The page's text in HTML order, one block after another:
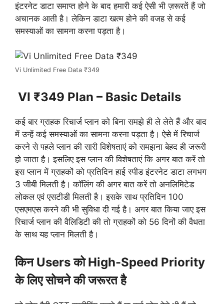
इंटरनेट डाटा समाप्त होने के बाद हमारी कई ऐसी भी ज़रूरतें हैं जो
अचानक आती है। लेकिन डाटा खत्म होने की वजह से कई
समस्याओं का सामना करना पड़ता है।
Vi Unlimited Free Data ₹349
VI ₹349 Plan – Basic Details
कई बार ग्राहक रिचार्ज प्लान को बिना समझे ही ले लेते हैं और बाद
में उन्हें कई समस्याओं का सामना करना पड़ता है। ऐसे में रिचार्ज
करने से पहले प्लान की सारी विशेषताएं को समझना बेहद ही जरूरी
हो जाता है। इसलिए इस प्लान की विशेषताएं कि अगर बात करें तो
इस प्लान में ग्राहकों को प्रतिदिन हाई स्पीड इंटरनेट डाटा लगभग
3 जीबी मिलती है। कॉलिंग की अगर बात करें तो अनलिमिटेड
लोकल एवं एसटीडी मिलती है। इसके साथ प्रतिदिन 100
एसएमएस करने की भी सुविधा दी गई है। अगर बात किया जाए इस
रिचार्ज प्लान की वैलिडिटी की तो ग्राहकों को 56 दिनों की वैधता
के साथ यह प्लान मिलती है।
किन Users को High-Speed Priority
के लिए सोचने की जरूरत है